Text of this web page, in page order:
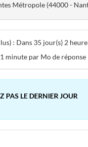
Métropole (44000 -
: Dans 35 jour(s) 2
minute par Mo de
PAS LE DERNIER JOUR